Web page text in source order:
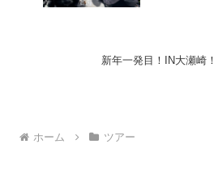
新年一発目！IN大瀬崎！
ホーム ツアー